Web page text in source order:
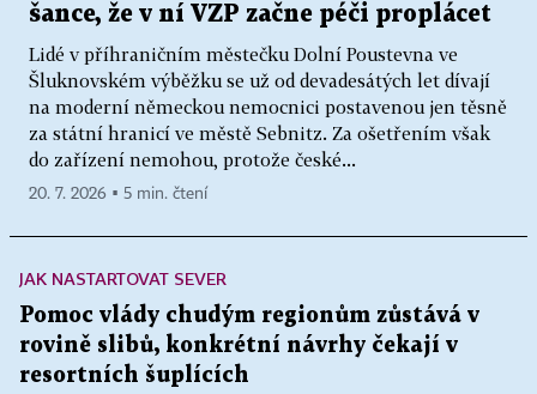
šance, že v ní VZP začne péči proplácet
Lidé v příhraničním městečku Dolní Poustevna ve
Šluknovském výběžku se už od devadesátých let dívají
na moderní německou nemocnici postavenou jen těsně
za státní hranicí ve městě Sebnitz. Za ošetřením však
do zařízení nemohou, protože české...
20. 7. 2026 ▪ 5 min. čtení
JAK NASTARTOVAT SEVER
Pomoc vlády chudým regionům zůstává v
rovině slibů, konkrétní návrhy čekají v
resortních šuplících